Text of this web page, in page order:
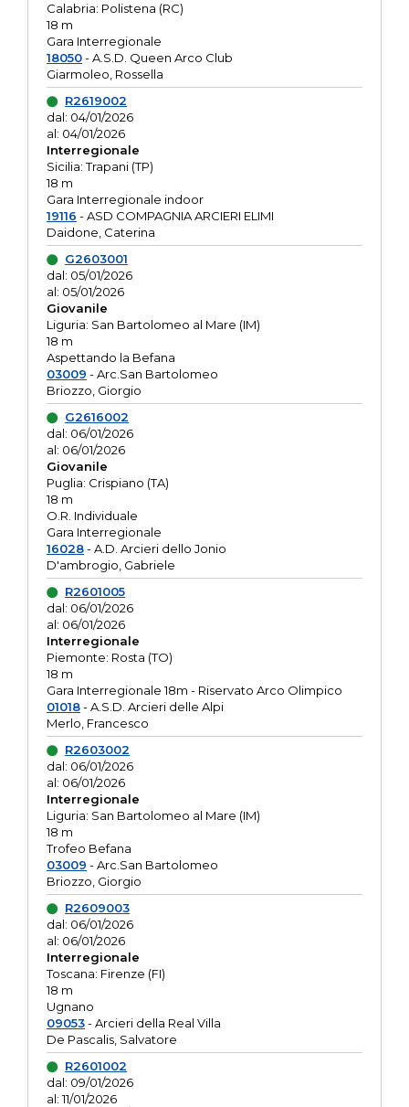
Calabria: Polistena (RC)
18 m
Gara Interregionale
18050- A.S.D. Queen Arco Club
Giarmoleo, Rossella
R2619002
dal: 04/01/2026
al: 04/01/2026
Interregionale
Sicilia: Trapani (TP)
18 m
Gara Interregionale indoor
19116 - ASD COMPAGNIA ARCIERI ELIMI
Daidone, Caterina
G2603001
dal: 05/01/2026
al: 05/01/2026
Giovanile
Liguria: San Bartolomeo al Mare (IM)
18 m
Aspettando la Befana
03009 - Arc.San Bartolomeo
Briozzo, Giorgio
G2616002
dal: 06/01/2026
al: 06/01/2026
Giovanile
Puglia: Crispiano (TA)
18 m
O.R. Individuale
Gara Interregionale
16028- A.D. Arcieri dello Jonio
D'ambrogio, Gabriele
R2601005
dal: 06/01/2026
al: 06/01/2026
Interregionale
Piemonte: Rosta (TO)
18 m
Gara Interregionale 18m - Riservato Arco Olimpico
01018- A.S.D. Arcieri delle Alpi
Merlo, Francesco
R2603002
dal: 06/01/2026
al: 06/01/2026
Interregionale
Liguria: San Bartolomeo al Mare (IM)
18 m
Trofeo Befana
03009 - Arc.San Bartolomeo
Briozzo, Giorgio
R2609003
dal: 06/01/2026
al: 06/01/2026
Interregionale
Toscana: Firenze (FI)
18 m
Ugnano
09053- Arcieri della Real Villa
De Pascalis, Salvatore
R2601002
dal: 09/01/2026
al: 11/01/2026